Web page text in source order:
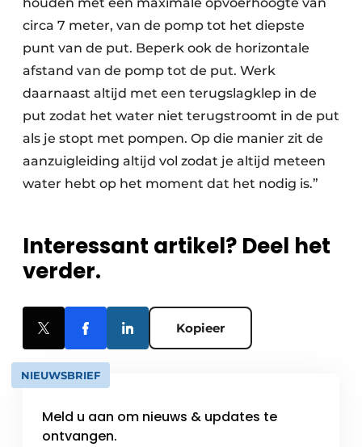
circa 7 meter, van de pomp tot het diepste
punt van de put. Beperk ook de horizontale
afstand van de pomp tot de put. Werk
daarnaast altijd met een terugslagklep in de
put zodat het water niet terugstroomt in de put
als je stopt met pompen. Op die manier zit de
aanzuigleiding altijd vol zodat je altijd meteen
water hebt op het moment dat het nodig is.”
Interessant artikel? Deel het
verder.
Kopieer
NIEUWSBRIEF
Meld u aan om nieuws & updates te
ontvangen.